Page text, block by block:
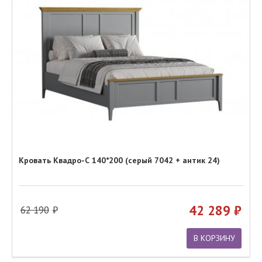
Кровать Квадро-С 140*200 (серый 7042 + антик 24)
62 190 42 289
В КОРЗИНУ